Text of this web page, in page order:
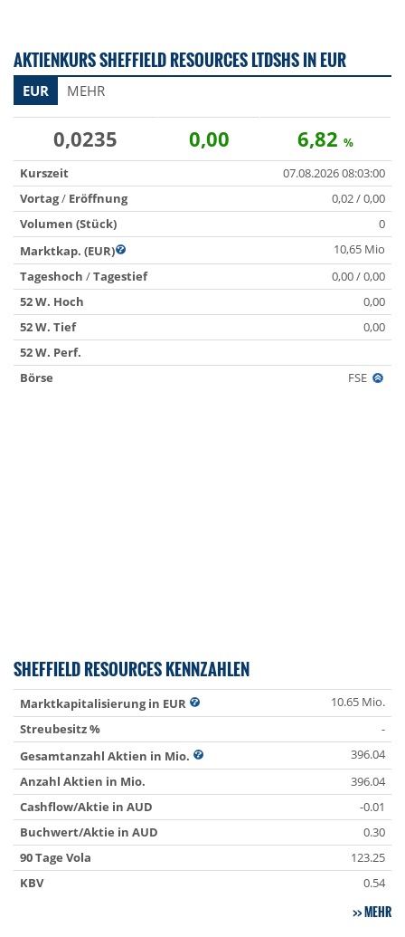
AKTIENKURS SHEFFIELD RESOURCES LTDSHS IN EUR
EUR MEHR
0,0235 0,00 6,82 %
Kurszeit
07.08.2026 08:03:00
Vortag/ Eröffnung
0,02 / 0,00
Volumen (Stück)
0
Marktkap. (EUR)
10,65 Mio
Tageshoch /Tagestief
0,00 / 0,00
52 W. Hoch
0,00
52 W. Tief
0,00
52 W. Perf.
Börse
FSE
SHEFFIELD RESOURCES KENNZAHLEN
Marktkapitalisierung in EUR
10.65 Mio.
Streubesitz %
-
Gesamtanzahl Aktien in Mio.
396.04
Anzahl Aktien in Mio.
396.04
Cashflow/Aktie in AUD
-0.01
Buchwert/Aktie in AUD
0.30
90 Tage Vola
123.25
KBV
0.54
MEHR